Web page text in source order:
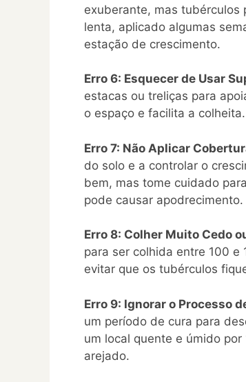
exuberante, mas
lenta, aplicado algumas
estação de crescimento.
Erro 6: Esquecer de Usar
estacas ou treliças para
o espaço e facilita a colheita.
Erro 7: Não Aplicar
do solo e a controlar o
bem, mas tome cuidado
pode causar apodrecimento.
Erro 8: Colher Muito Cedo
para ser colhida entre 100
evitar que os tubérculos
Erro 9: Ignorar o Processo
um período de cura para
um local quente e úmido
arejado.